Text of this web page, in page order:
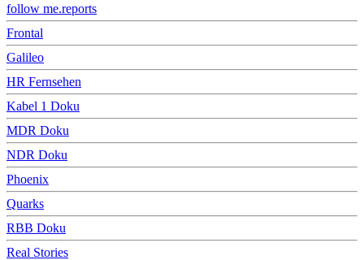
follow me.reports
Frontal
Galileo
HR Fernsehen
Kabel 1 Doku
MDR Doku
NDR Doku
Phoenix
Quarks
RBB Doku
Real Stories